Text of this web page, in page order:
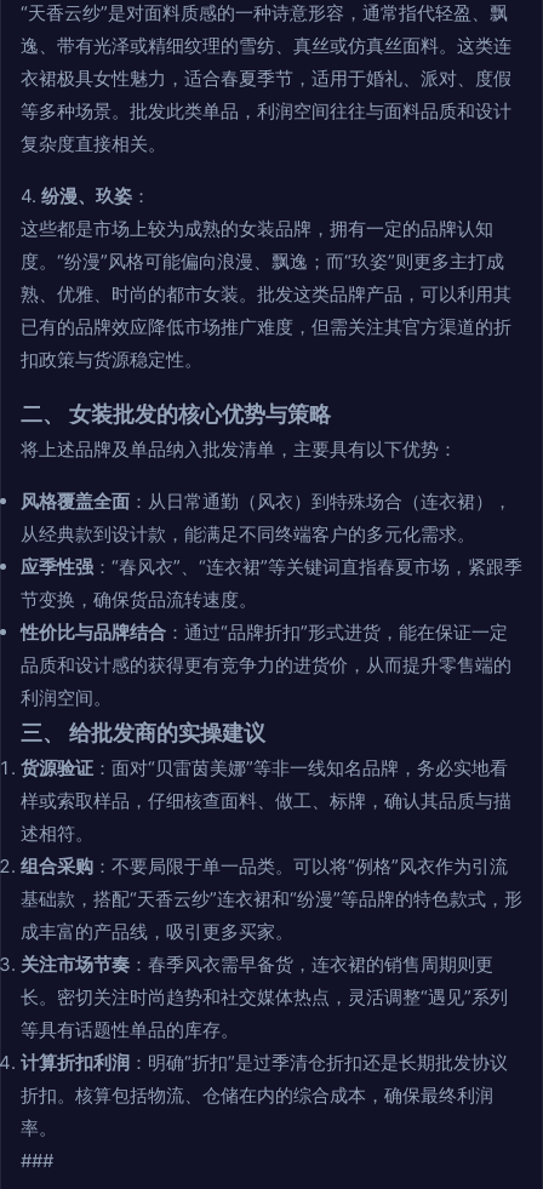
“天香云纱”是对面料质感的一种诗意形容，通常指代轻盈、飘
逸、带有光泽或精细纹理的雪纺、真丝或仿真丝面料。这类连
衣裙极具女性魅力，适合春夏季节，适用于婚礼、派对、度假
等多种场景。批发此类单品，利润空间往往与面料品质和设计
复杂度直接相关。
4. 纷漫、玖姿 ：
这些都是市场上较为成熟的女装品牌，拥有一定的品牌认知
度。“纷漫”风格可能偏向浪漫、飘逸；而“玖姿”则更多主打成
熟、优雅、时尚的都市女装。批发这类品牌产品，可以利用其
已有的品牌效应降低市场推广难度，但需关注其官方渠道的折
扣政策与货源稳定性。
二、 女装批发的核心优势与策略
将上述品牌及单品纳入批发清单，主要具有以下优势：
风格覆盖全面 ：从日常通勤（风衣）到特殊场合（连衣裙），
从经典款到设计款，能满足不同终端客户的多元化需求。
应季性强 ：“春风衣”、“连衣裙”等关键词直指春夏市场，紧跟季
节变换，确保货品流转速度。
性价比与品牌结合 ：通过“品牌折扣”形式进货，能在保证一定
品质和设计感的获得更有竞争力的进货价，从而提升零售端的
利润空间。
三、 给批发商的实操建议
货源验证 ：面对“贝雷茵美娜”等非一线知名品牌，务必实地看
样或索取样品，仔细核查面料、做工、标牌，确认其品质与描
述相符。
组合采购 ：不要局限于单一品类。可以将“例格”风衣作为引流
基础款，搭配“天香云纱”连衣裙和“纷漫”等品牌的特色款式，形
成丰富的产品线，吸引更多买家。
关注市场节奏 ：春季风衣需早备货，连衣裙的销售周期则更
长。密切关注时尚趋势和社交媒体热点，灵活调整“遇见”系列
等具有话题性单品的库存。
计算折扣利润 ：明确“折扣”是过季清仓折扣还是长期批发协议
折扣。核算包括物流、仓储在内的综合成本，确保最终利润
率。
###